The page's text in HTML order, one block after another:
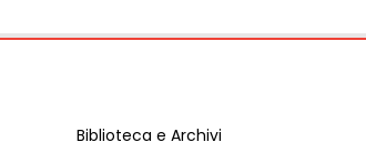
Biblioteca e Archivi